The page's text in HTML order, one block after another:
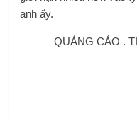
anh ấy.
QUẢNG CÁO .